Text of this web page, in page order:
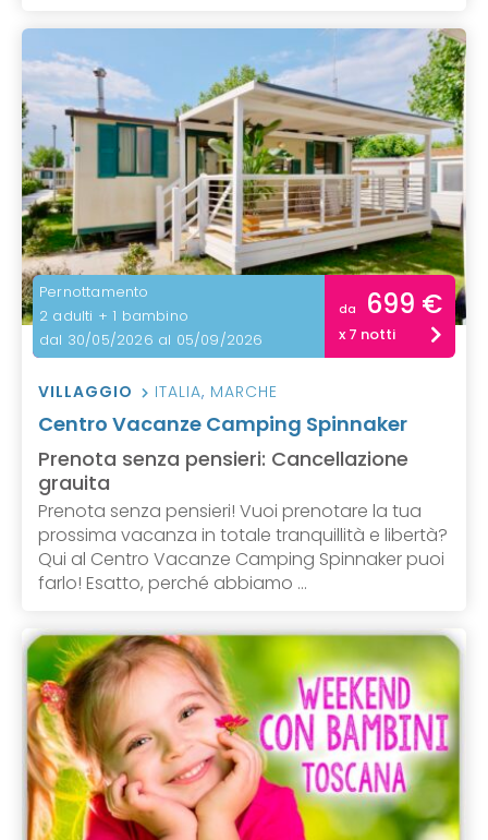
Pernottamento
2 adulti + 1 bambino
dal 30/05/2026 al 05/09/2026
da 699 €
x 7 notti
VILLAGGIO ITALIA, MARCHE
Centro Vacanze Camping Spinnaker
Prenota senza pensieri: Cancellazione
grauita
Prenota senza pensieri! Vuoi prenotare la tua
prossima vacanza in totale tranquillità e libertà?
Qui al Centro Vacanze Camping Spinnaker puoi
farlo! Esatto, perché abbiamo ...